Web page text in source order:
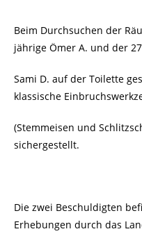
Beim Durchsuchen der
jährige Ömer A. und der
Sami D. auf der Toilette
klassische
(Stemmeisen und
sichergestellt.
Die zwei Beschuldigten
Erhebungen durch das